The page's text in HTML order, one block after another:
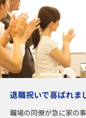
退職祝いで喜ばれま
職場の同僚が急に家の